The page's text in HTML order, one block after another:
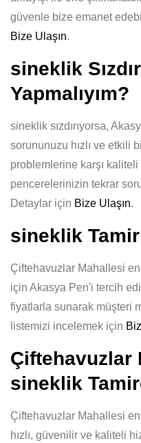
güvenle bize emanet
Bize Ulaşın.
sineklik
Yapmalıyım?
sineklik sızdırıyorsa,
sorununuzu hızlı ve etkili
problemlerine karşı
pencerelerinizin tekrar
Detaylar için Bize Ulaşın.
sineklik
Çiftehavuzlar Mahallesi
için Akasya Pen'i tercih
fiyatlarla sunarak müşteri
listemizi incelemek için
Çiftehavuzlar
sineklik
Çiftehavuzlar Mahallesi
hızlı, güvenilir ve kaliteli